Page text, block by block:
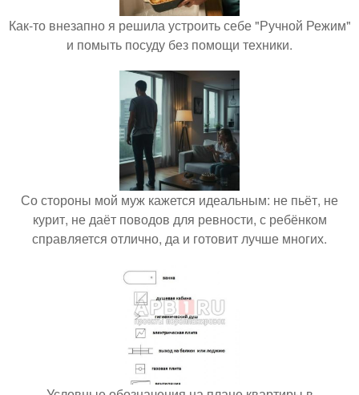
Как-то внезапно я решила устроить себе "Ручной Режим"
и помыть посуду без помощи техники.
Со стороны мой муж кажется идеальным: не пьёт, не
курит, не даёт поводов для ревности, с ребёнком
справляется отлично, да и готовит лучше многих.